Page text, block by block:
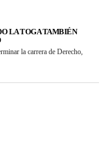
LA TOGA TAMBIÉN
la carrera de Derecho,